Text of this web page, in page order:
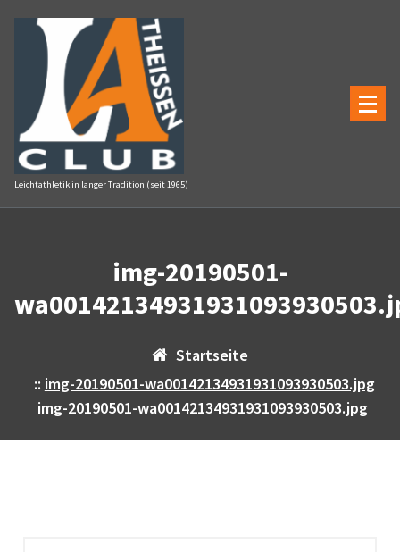
Inhalt
springen
Leichtathletik in langer Tradition (seit 1965)
img-20190501-
Startseite
:: img-20190501-wa00142134931931093930503.jpg
img-20190501-wa00142134931931093930503.jpg